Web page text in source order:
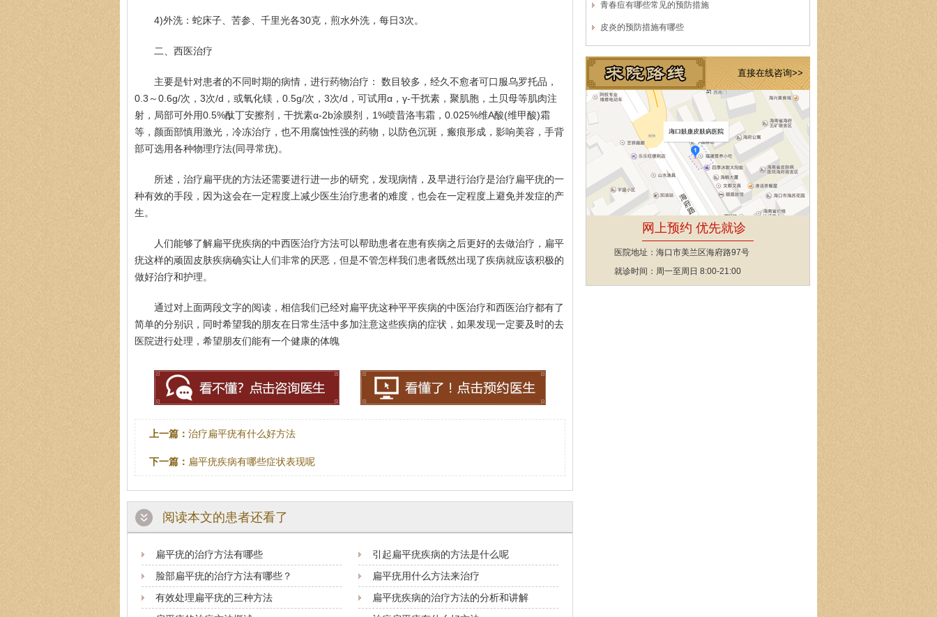
4)外洗：蛇床子、苦参、千里光各30克，煎水外洗，每日3次。
二、西医治疗
主要是针对患者的不同时期的病情，进行药物治疗： 数目较多，经久不愈者可口服乌罗托品，
0.3～0.6g/次，3次/d，或氧化镁，0.5g/次，3次/d，可试用α，γ-干扰素，聚肌胞，土贝母等肌肉注
射，局部可外用0.5%酞丁安擦剂，干扰素α-2b涂膜剂，1%喷昔洛韦霜，0.025%维A酸(维甲酸)霜
等，颜面部慎用激光，冷冻治疗，也不用腐蚀性强的药物，以防色沉斑，瘢痕形成，影响美容，手背
部可选用各种物理疗法(同寻常疣)。
所述，治疗扁平疣的方法还需要进行进一步的研究，发现病情，及早进行治疗是治疗扁平疣的一
种有效的手段，因为这会在一定程度上减少医生治疗患者的难度，也会在一定程度上避免并发症的产
生。
人们能够了解扁平疣疾病的中西医治疗方法可以帮助患者在患有疾病之后更好的去做治疗，扁平
疣这样的顽固皮肤疾病确实让人们非常的厌恶，但是不管怎样我们患者既然出现了疾病就应该积极的
做好治疗和护理。
通过对上面两段文字的阅读，相信我们已经对扁平疣这种平平疾病的中医治疗和西医治疗都有了
简单的分别识，同时希望我的朋友在日常生活中多加注意这些疾病的症状，如果发现一定要及时的去
医院进行处理，希望朋友们能有一个健康的体魄
上一篇： 治疗扁平疣有什么好方法
下一篇： 扁平疣疾病有哪些症状表现呢
阅读本文的患者还看了
扁平疣的治疗方法有哪些
引起扁平疣疾病的方法是什么呢
脸部扁平疣的治疗方法有哪些？
扁平疣用什么方法来治疗
有效处理扁平疣的三种方法
扁平疣疾病的治疗方法的分析和讲解
青春痘有哪些常见的预防措施
皮炎的预防措施有哪些
直接在线咨询>>
网上预约 优先就诊
医院地址：海口市美兰区海府路97号
就诊时间：周一至周日 8:00-21:00